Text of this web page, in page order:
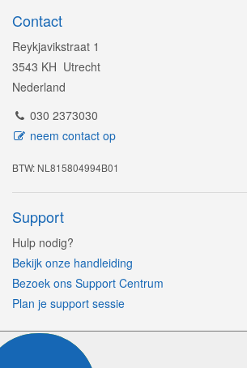
Contact
Reykjavikstraat 1
3543 KH Utrecht
Nederland
030 2373030
neem contact op
BTW: NL815804994B01
Support
Hulp nodig?
Bekijk onze handleiding
Bezoek ons Support Centrum
Plan je support sessie
Volg ons